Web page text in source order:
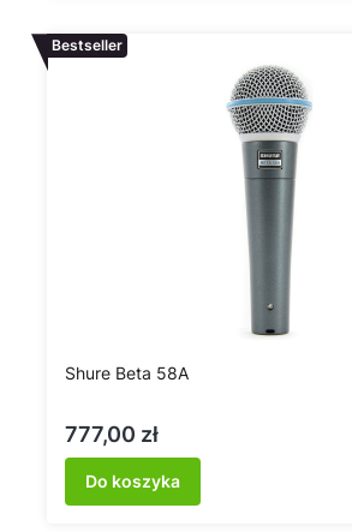
Bestseller
Shure Beta 58A
Cena
777,00 zł
Do koszyka